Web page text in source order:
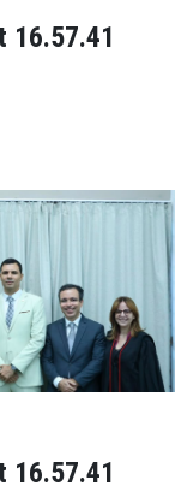
16.57.41
16.57.41